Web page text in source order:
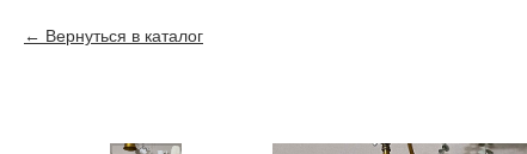
Вернуться в каталог